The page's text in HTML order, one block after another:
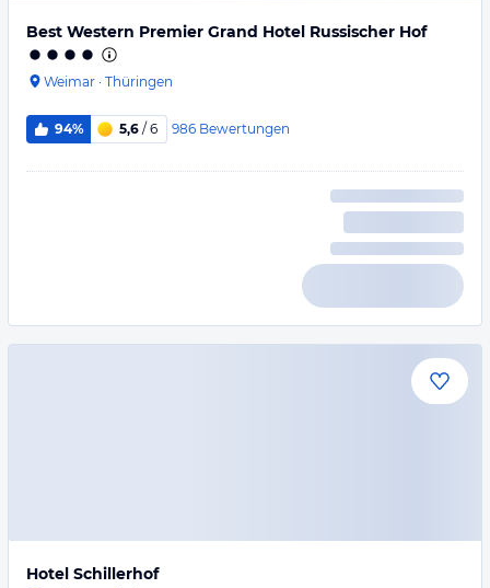
Best Western Premier Grand Hotel Russischer Hof
Weimar · Thüringen
94% 5,6 / 6 986 Bewertungen
Hotel Schillerhof